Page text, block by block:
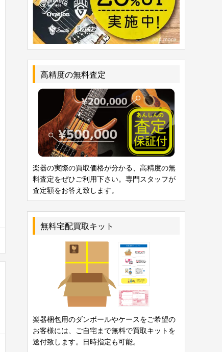
高精度の無料査定
楽器の実際の買取価格が分かる、高精度の無
料査定をぜひご利用下さい。専門スタッフが
査定額をお答え致します。
無料宅配買取キット
楽器梱包用のダンボールやケースをご希望の
お客様には、ご自宅まで無料で買取キットを
送付致します。日時指定も可能。